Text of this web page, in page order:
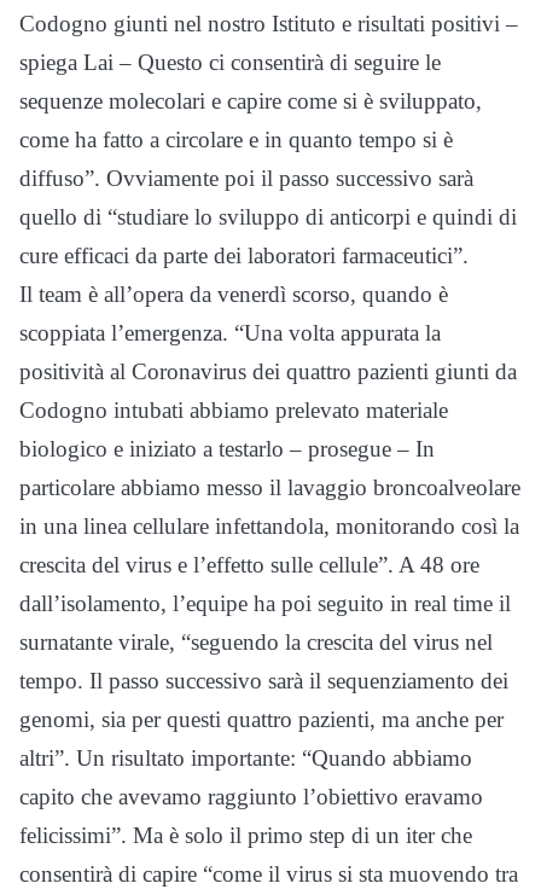
Codogno giunti nel nostro Istituto e risultati positivi –
spiega Lai – Questo ci consentirà di seguire le
sequenze molecolari e capire come si è sviluppato,
come ha fatto a circolare e in quanto tempo si è
diffuso”. Ovviamente poi il passo successivo sarà
quello di “studiare lo sviluppo di anticorpi e quindi di
cure efficaci da parte dei laboratori farmaceutici”.
Il team è all’opera da venerdì scorso, quando è
scoppiata l’emergenza. “Una volta appurata la
positività al Coronavirus dei quattro pazienti giunti da
Codogno intubati abbiamo prelevato materiale
biologico e iniziato a testarlo – prosegue – In
particolare abbiamo messo il lavaggio broncoalveolare
in una linea cellulare infettandola, monitorando così la
crescita del virus e l’effetto sulle cellule”. A 48 ore
dall’isolamento, l’equipe ha poi seguito in real time il
surnatante virale, “seguendo la crescita del virus nel
tempo. Il passo successivo sarà il sequenziamento dei
genomi, sia per questi quattro pazienti, ma anche per
altri”. Un risultato importante: “Quando abbiamo
capito che avevamo raggiunto l’obiettivo eravamo
felicissimi”. Ma è solo il primo step di un iter che
consentirà di capire “come il virus si sta muovendo tra